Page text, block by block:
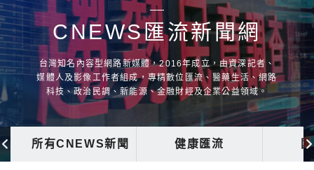
CNEWS匯流新聞網
台灣知名內容型網路新媒體，2016年成立，由資深記者、
媒體人及影像工作者組成，專精數位匯流、醫藥生活、網路
科技、政治民調、新能源、金融財經及企業公益領域。
所有CNEWS新聞 健康匯流